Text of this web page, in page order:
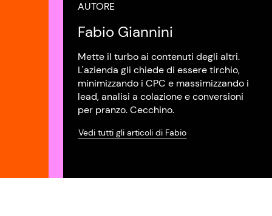
AUTORE
Fabio Giannini
Mette il turbo ai contenuti degli altri.
L'azienda gli chiede di essere tirchio,
minimizzando i CPC e massimizzando i
lead, analisi a colazione e conversioni
per pranzo. Cecchino.
Vedi tutti gli articoli di Fabio